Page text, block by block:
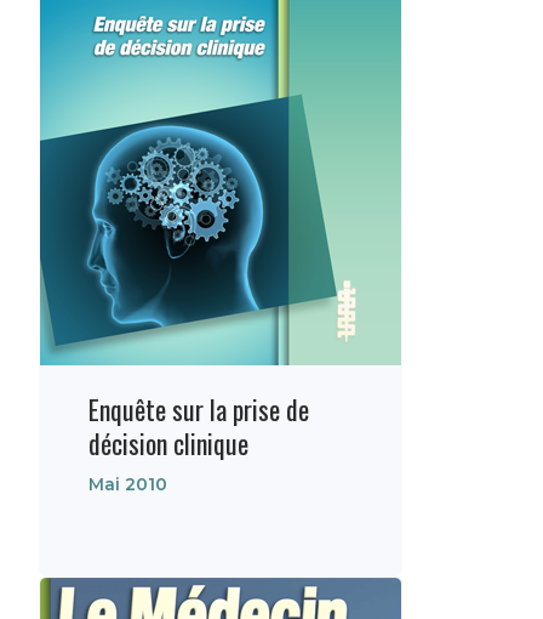
Enquête sur la prise de
décision clinique
Mai 2010